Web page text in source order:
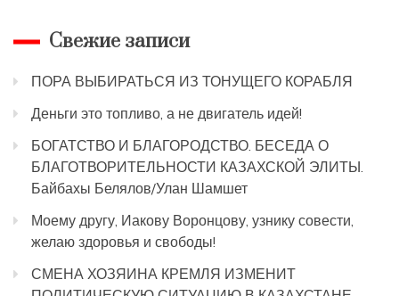
Свежие записи
ПОРА ВЫБИРАТЬСЯ ИЗ ТОНУЩЕГО КОРАБЛЯ
Деньги это топливо, а не двигатель идей!
БОГАТСТВО И БЛАГОРОДСТВО. БЕСЕДА О
БЛАГОТВОРИТЕЛЬНОСТИ КАЗАХСКОЙ ЭЛИТЫ.
Байбахы Белялов/Улан Шамшет
Моему другу, Иакову Воронцову, узнику совести,
желаю здоровья и свободы!
СМЕНА ХОЗЯИНА КРЕМЛЯ ИЗМЕНИТ